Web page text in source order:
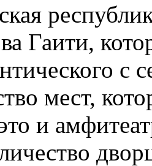
Гаити,
с
мест,
и